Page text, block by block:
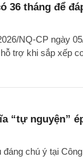
36 tháng để
NQ-CP ngày
trợ khi sắp xếp
“tự nguyện”
chú ý tại